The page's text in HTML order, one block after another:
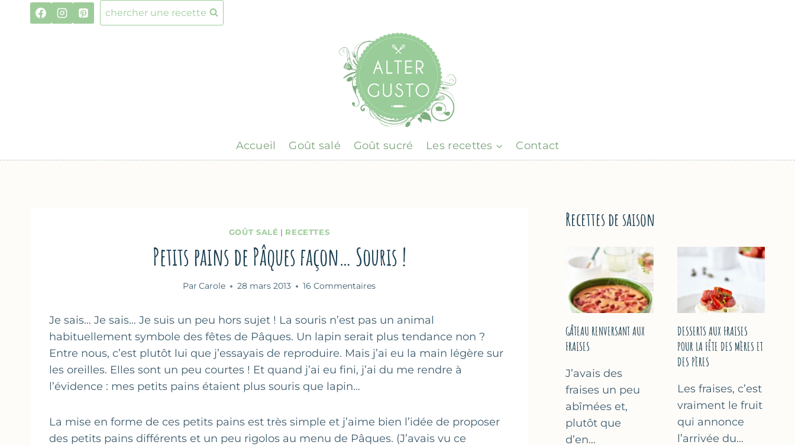
chercher une recette
Accueil Goût salé Goût sucré Les recettes Contact
GOÛT SALÉ | RECETTES
Petits pains de Pâques façon… Souris !
Par Carole 28 mars 2013 16 Commentaires
Je sais… Je sais… Je suis un peu hors sujet ! La souris n’est pas un animal
habituellement symbole des fêtes de Pâques. Un lapin serait plus tendance non ?
Entre nous, c’est plutôt lui que j’essayais de reproduire. Mais j’ai eu la main légère sur
les oreilles. Elles sont un peu courtes ! Et quand j’ai eu fini, j’ai du me rendre à
l’évidence : mes petits pains étaient plus souris que lapin…
La mise en forme de ces petits pains est très simple et j’aime bien l’idée de proposer
des petits pains différents et un peu rigolos au menu de Pâques. (J’avais vu ce
Recettes de saison
GÂTEAU RENVERSANT AUX
FRAISES
J’avais des
fraises un peu
abîmées et,
plutôt que
d’en…
DESSERTS AUX FRAISES
POUR LA FÊTE DES MÈRES ET
DES PÈRES
Les fraises, c’est
vraiment le fruit
qui annonce
l’arrivée du…